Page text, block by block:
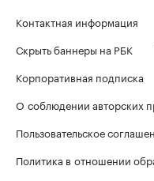
Контактная информация
Скрыть баннеры на РБК
Корпоративная подписка
О соблюдении авторских
Пользовательское
Политика в отношении